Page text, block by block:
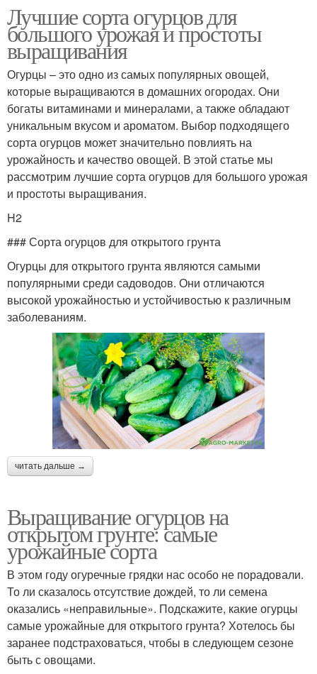
Лучшие сорта огурцов для
большого урожая и простоты
выращивания
Огурцы – это одно из самых популярных овощей,
которые выращиваются в домашних огородах. Они
богаты витаминами и минералами, а также обладают
уникальным вкусом и ароматом. Выбор подходящего
сорта огурцов может значительно повлиять на
урожайность и качество овощей. В этой статье мы
рассмотрим лучшие сорта огурцов для большого урожая
и простоты выращивания.
H2
### Сорта огурцов для открытого грунта
Огурцы для открытого грунта являются самыми
популярными среди садоводов. Они отличаются
высокой урожайностью и устойчивостью к различным
заболеваниям.
читать дальше →
Выращивание огурцов на
открытом грунте: самые
урожайные сорта
В этом году огуречные грядки нас особо не порадовали.
То ли сказалось отсутствие дождей, то ли семена
оказались «неправильные». Подскажите, какие огурцы
самые урожайные для открытого грунта? Хотелось бы
заранее подстраховаться, чтобы в следующем сезоне
быть с овощами.